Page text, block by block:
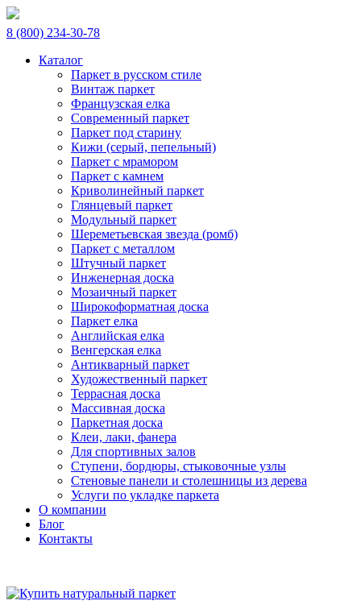
8 (800) 234-30-78
Каталог
Паркет в русском стиле
Винтаж паркет
Французская елка
Современный паркет
Паркет под старину
Кижи (серый, пепельный)
Паркет с мрамором
Паркет с камнем
Криволинейный паркет
Глянцевый паркет
Модульный паркет
Шереметьевская звезда (ромб)
Паркет с металлом
Штучный паркет
Инженерная доска
Мозаичный паркет
Широкоформатная доска
Паркет елка
Английская елка
Венгерская елка
Антикварный паркет
Художественный паркет
Террасная доска
Массивная доска
Паркетная доска
Клеи, лаки, фанера
Для спортивных залов
Ступени, бордюры, стыковочные узлы
Стеновые панели и столешницы из дерева
Услуги по укладке паркета
О компании
Блог
Контакты